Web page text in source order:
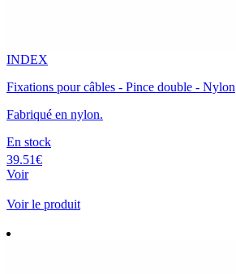
INDEX
Fixations pour câbles - Pince double - Nylon
Fabriqué en nylon.
En stock
39.51€
Voir
Voir le produit